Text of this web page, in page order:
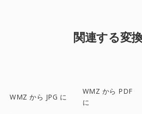
関連する変
WMZ から JPG に
WMZ から PDF
に